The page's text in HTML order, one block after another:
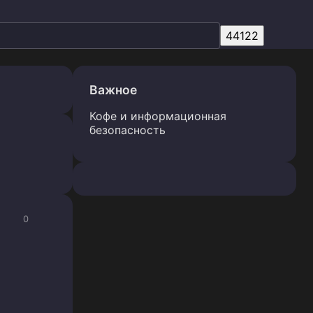
0
Важное
Кофе и информационная
безопасность